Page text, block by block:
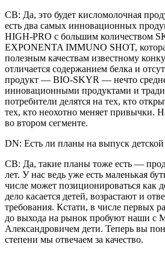
СВ: Да, это будет кисломолочная
есть два самых инновационных
HIGH-PRO с большим количеством
EXPONENTA IMMUNO SHOT,
полезным качествам известному
отличается содержанием белка и
продукт — BIO-SKYR — нечто
инновационными продуктами и
потребители делятся на тех, кто
тех, кто неохотно меняет привычки.
во втором сегменте.
DN: Есть ли планы на выпуск
СВ: Да, такие планы тоже есть —
лет. У нас ведь уже есть маленькая
числе может позиционироваться как
дело касается детей, возрастают и
требования. Кстати, в числе первых
до выхода на рынок пробуют наши с
Александровичем дети. Теперь вы
степени мы отвечаем за качество.